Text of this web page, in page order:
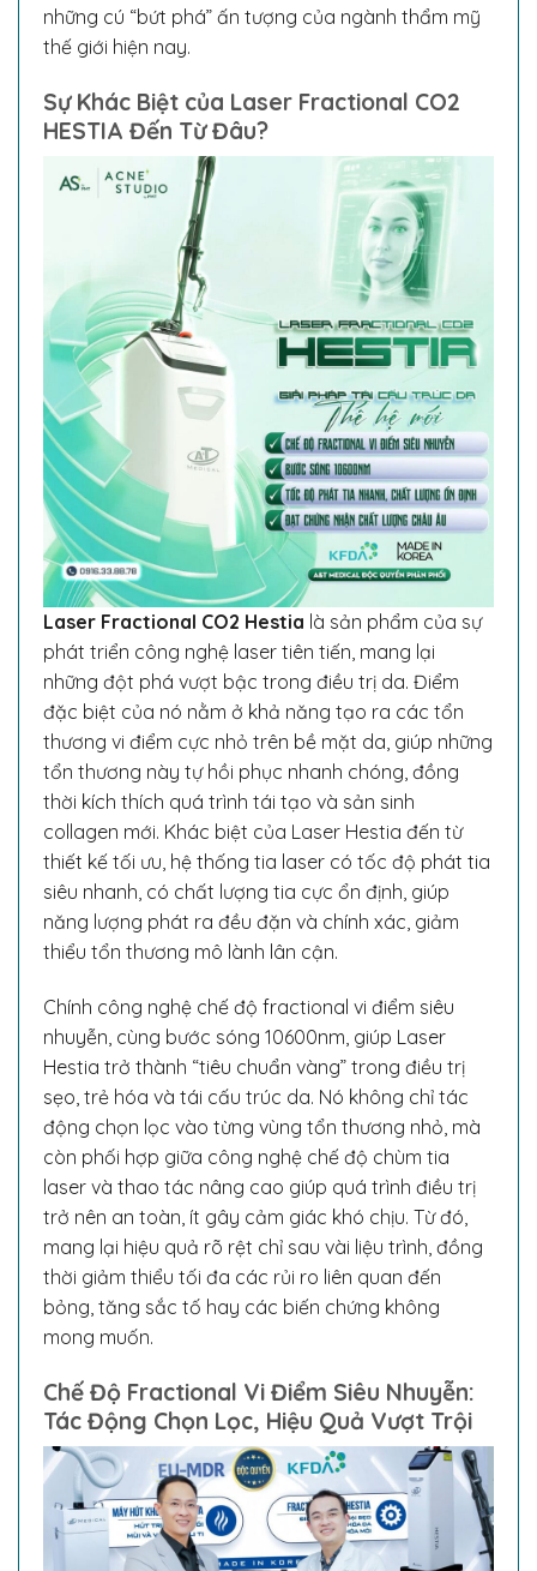
những cú “bứt phá” ấn tượng của ngành thẩm mỹ
thế giới hiện nay.
Sự Khác Biệt của Laser Fractional CO2
HESTIA Đến Từ Đâu?
Laser Fractional CO2 Hestia là sản phẩm của sự
phát triển công nghệ laser tiên tiến, mang lại
những đột phá vượt bậc trong điều trị da. Điểm
đặc biệt của nó nằm ở khả năng tạo ra các tổn
thương vi điểm cực nhỏ trên bề mặt da, giúp những
tổn thương này tự hồi phục nhanh chóng, đồng
thời kích thích quá trình tái tạo và sản sinh
collagen mới. Khác biệt của Laser Hestia đến từ
thiết kế tối ưu, hệ thống tia laser có tốc độ phát tia
siêu nhanh, có chất lượng tia cực ổn định, giúp
năng lượng phát ra đều đặn và chính xác, giảm
thiểu tổn thương mô lành lân cận.
Chính công nghệ chế độ fractional vi điểm siêu
nhuyễn, cùng bước sóng 10600nm, giúp Laser
Hestia trở thành “tiêu chuẩn vàng” trong điều trị
sẹo, trẻ hóa và tái cấu trúc da. Nó không chỉ tác
động chọn lọc vào từng vùng tổn thương nhỏ, mà
còn phối hợp giữa công nghệ chế độ chùm tia
laser và thao tác nâng cao giúp quá trình điều trị
trở nên an toàn, ít gây cảm giác khó chịu. Từ đó,
mang lại hiệu quả rõ rệt chỉ sau vài liệu trình, đồng
thời giảm thiểu tối đa các rủi ro liên quan đến
bỏng, tăng sắc tố hay các biến chứng không
mong muốn.
Chế Độ Fractional Vi Điểm Siêu Nhuyễn:
Tác Động Chọn Lọc, Hiệu Quả Vượt Trội